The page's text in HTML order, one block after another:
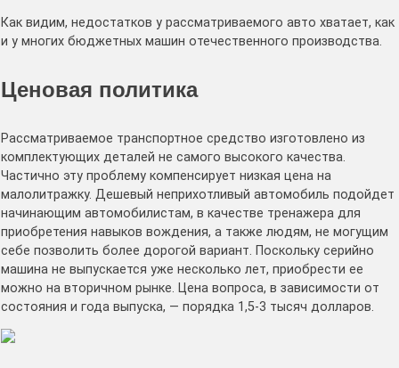
Как видим, недостатков у рассматриваемого авто хватает, как
и у многих бюджетных машин отечественного производства.
Ценовая политика
Рассматриваемое транспортное средство изготовлено из
комплектующих деталей не самого высокого качества.
Частично эту проблему компенсирует низкая цена на
малолитражку. Дешевый неприхотливый автомобиль подойдет
начинающим автомобилистам, в качестве тренажера для
приобретения навыков вождения, а также людям, не могущим
себе позволить более дорогой вариант. Поскольку серийно
машина не выпускается уже несколько лет, приобрести ее
можно на вторичном рынке. Цена вопроса, в зависимости от
состояния и года выпуска, — порядка 1,5-3 тысяч долларов.